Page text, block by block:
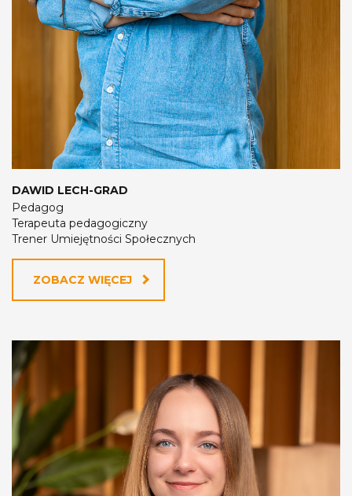
DAWID LECH-GRAD
Pedagog
Terapeuta pedagogiczny
Trener Umiejętności Społecznych
ZOBACZ WIĘCEJ